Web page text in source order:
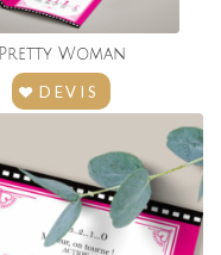
Pretty Woman
DEVIS